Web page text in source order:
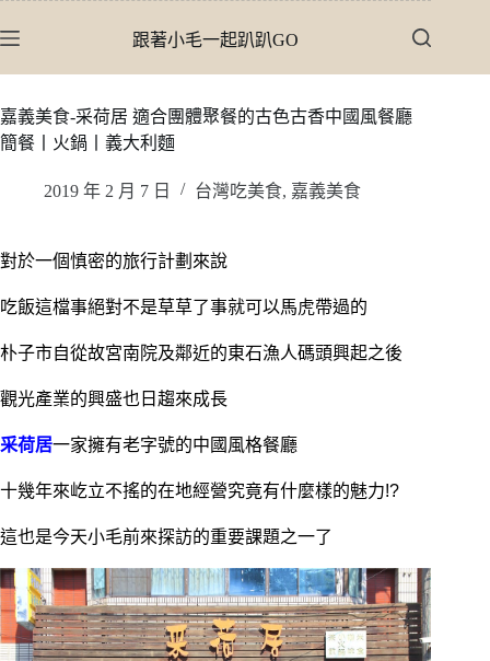
至
內
容
跟著小毛一起趴趴GO
嘉義美食-采荷居 適合團體聚餐的古色古香中國風餐廳
簡餐丨火鍋丨義大利麵
2019 年 2 月 7 日 台灣吃美食, 嘉義美食
對於一個慎密的旅行計劃來說
吃飯這檔事絕對不是草草了事就可以馬虎帶過的
朴子市自從故宮南院及鄰近的東石漁人碼頭興起之後
觀光產業的興盛也日趨來成長
采荷居一家擁有老字號的中國風格餐廳
十幾年來屹立不搖的在地經營究竟有什麼樣的魅力!?
這也是今天小毛前來探訪的重要課題之一了